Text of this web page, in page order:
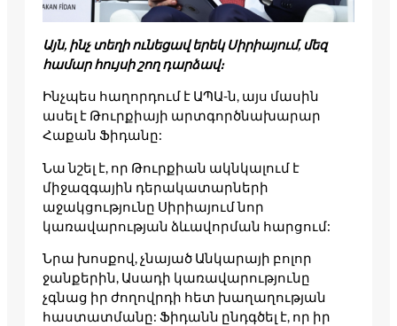
Այն, ինչ տեղի ունեցավ երեկ Սիրիայում, մեզ
համար հույսի շող դարձավ։
Ինչպես հաղորդում է ԱՊԱ-ն, այս մասին
ասել է Թուրքիայի արտգործնախարար
Հաքան Ֆիդանը:
Նա նշել է, որ Թուրքիան ակնկալում է
միջազգային դերակատարների
աջակցությունը Սիրիայում նոր
կառավարության ձևավորման հարցում:
Նրա խոսքով, չնայած Անկարայի բոլոր
ջանքերին, Ասադի կառավարությունը
չգնաց իր ժողովրդի հետ խաղաղության
հաստատմանը: Ֆիդանն ընդգծել է, որ իր